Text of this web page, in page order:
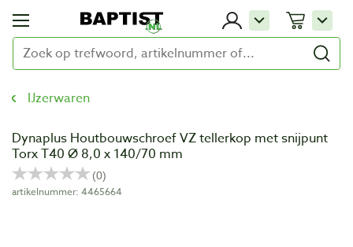
IJzerwaren
Dynaplus Houtbouwschroef VZ tellerkop met snijpunt
Torx T40 Ø 8,0 x 140/70 mm
artikelnummer: 4465664